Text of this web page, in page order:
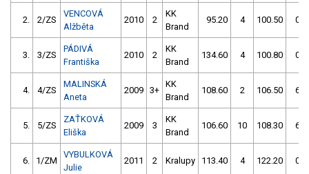
2. 2/ZS
VENCOVÁ
Alžběta
2010 2
KK
Brand
95.20 4 100.50 0
3. 3/ZS
PÁDIVÁ
Františka
2010 2
KK
Brand
134.60 4 100.80 0
4. 4/ZS
MALINSKÁ
Aneta
2009 3+
KK
Brand
108.60 2 106.50 6
5. 5/ZS
ZAŤKOVÁ
Eliška
2009 3
KK
Brand
106.60 10 108.30 6
6. 1/ZM
VYBULKOVÁ
Julie
2011 2 Kralupy 113.40 4 122.20 0